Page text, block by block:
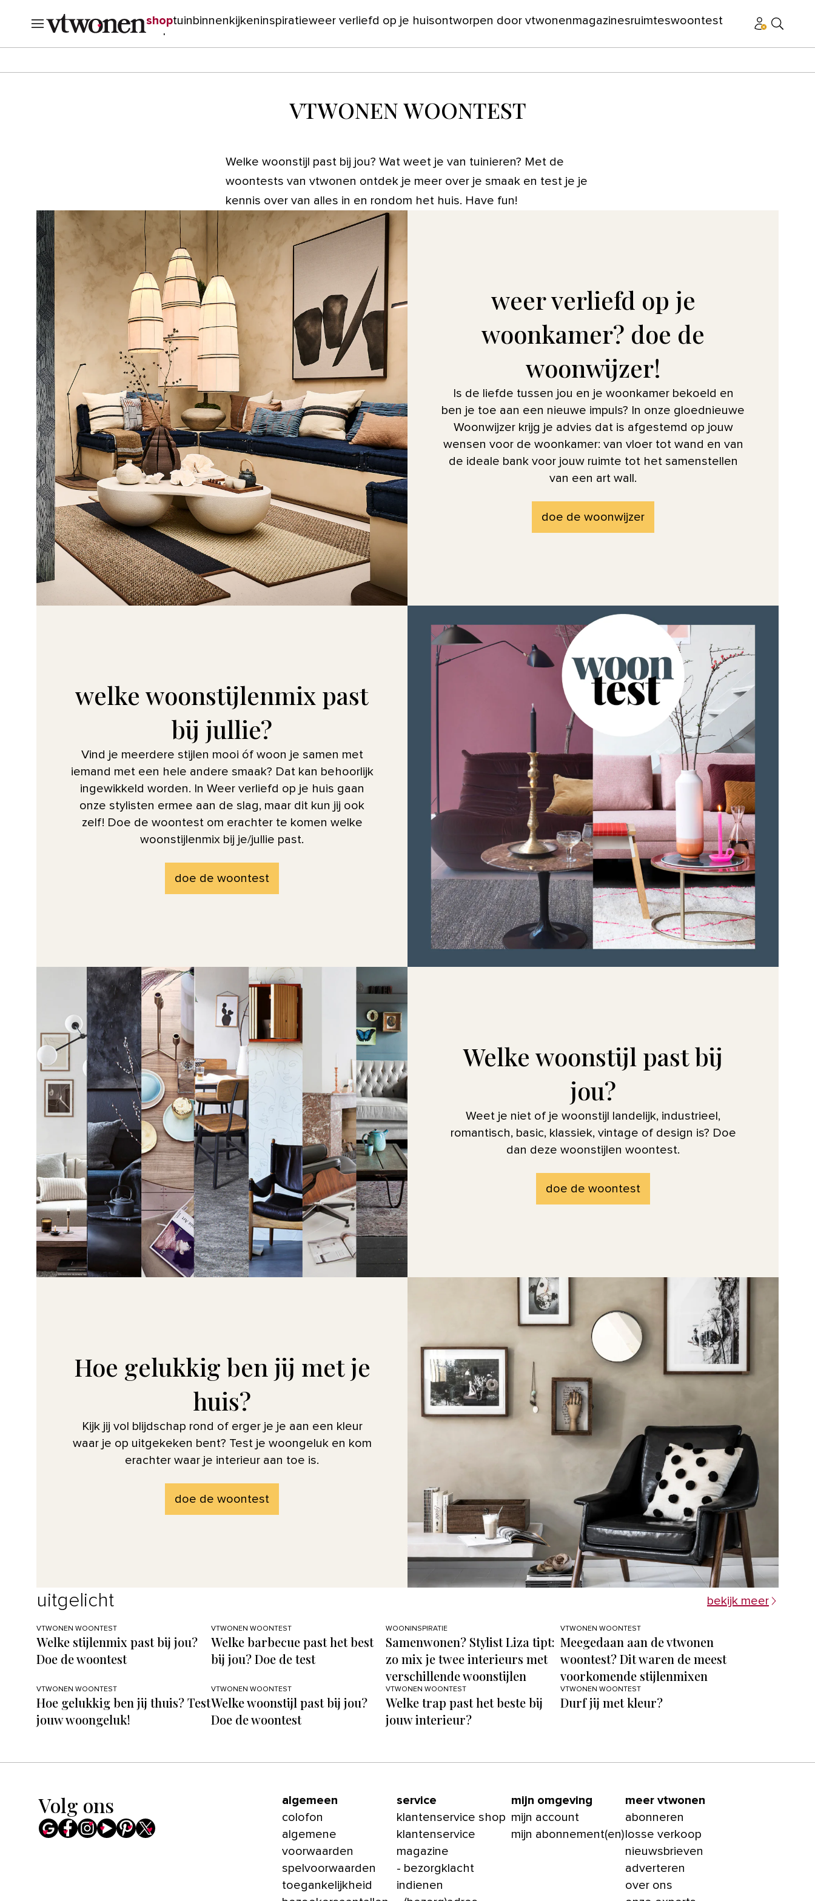
shoptuin binnenkijkeninspiratieweer verliefd op je huisontworpen door vtwonenmagazinesruimteswoontest
verbouwen
VTWONEN WOONTEST
Welke woonstijl past bij jou? Wat weet je van tuinieren? Met de
woontests van vtwonen ontdek je meer over je smaak en test je je
kennis over van alles in en rondom het huis. Have fun!
weer verliefd op je
woonkamer? doe de
woonwijzer!
Is de liefde tussen jou en je woonkamer bekoeld en
ben je toe aan een nieuwe impuls? In onze gloednieuwe
Woonwijzer krijg je advies dat is afgestemd op jouw
wensen voor de woonkamer: van vloer tot wand en van
de ideale bank voor jouw ruimte tot het samenstellen
van een art wall.
doe de woonwijzer
welke woonstijlenmix past
bij jullie?
Vind je meerdere stijlen mooi óf woon je samen met
iemand met een hele andere smaak? Dat kan behoorlijk
ingewikkeld worden. In Weer verliefd op je huis gaan
onze stylisten ermee aan de slag, maar dit kun jij ook
zelf! Doe de woontest om erachter te komen welke
woonstijlenmix bij je/jullie past.
doe de woontest
Welke woonstijl past bij
jou?
Weet je niet of je woonstijl landelijk, industrieel,
romantisch, basic, klassiek, vintage of design is? Doe
dan deze woonstijlen woontest.
doe de woontest
Hoe gelukkig ben jij met je
huis?
Kijk jij vol blijdschap rond of erger je je aan een kleur
waar je op uitgekeken bent? Test je woongeluk en kom
erachter waar je interieur aan toe is.
doe de woontest
uitgelicht bekijk meer
VTWONEN WOONTEST
Welke stijlenmix past bij jou?
Doe de woontest
VTWONEN WOONTEST
Welke barbecue past het best
bij jou? Doe de test
WOONINSPIRATIE
Samenwonen? Stylist Liza tipt:
zo mix je twee interieurs met
verschillende woonstijlen
VTWONEN WOONTEST
Meegedaan aan de vtwonen
woontest? Dit waren de meest
voorkomende stijlenmixen
VTWONEN WOONTEST
Hoe gelukkig ben jij thuis? Test
jouw woongeluk!
VTWONEN WOONTEST
Welke woonstijl past bij jou?
Doe de woontest
VTWONEN WOONTEST
Welke trap past het beste bij
jouw interieur?
VTWONEN WOONTEST
Durf jij met kleur?
Volg ons
algemeen
colofon
algemene
voorwaarden
spelvoorwaarden
toegankelijkheid
service
klantenservice shop
klantenservice
magazine
- bezorgklacht
indienen
mijn omgeving
mijn account
mijn abonnement(en)
meer vtwonen
abonneren
losse verkoop
nieuwsbrieven
adverteren
over ons